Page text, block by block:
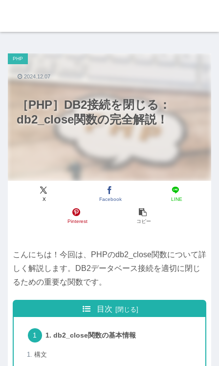
［PHP］DB2接続を閉じる：
db2_close関数の完全解説！
PHP
X Facebook LINE
Pinterest コピー
2024.12.07
こんにちは！今回は、PHPのdb2_close関数について詳
しく解説します。DB2データベース接続を適切に閉じ
るための重要な関数です。
目次
1. db2_close関数の基本情報
構文